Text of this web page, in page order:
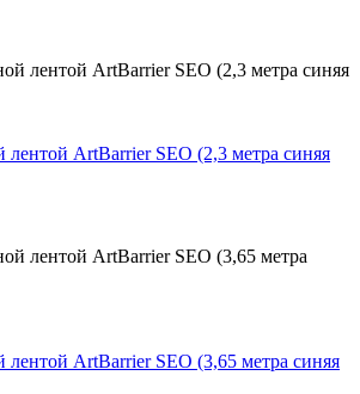
ArtBarrier SEO (2,3 метра синяя
ArtBarrier SEO (3,65 метра синяя